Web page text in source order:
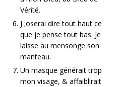
Vérité.
J ;oserai dire tout haut ce
que je pense tout bas. Je
laisse au mensonge son
manteau.
Un masque générait trop
mon visage, & affaiblirait